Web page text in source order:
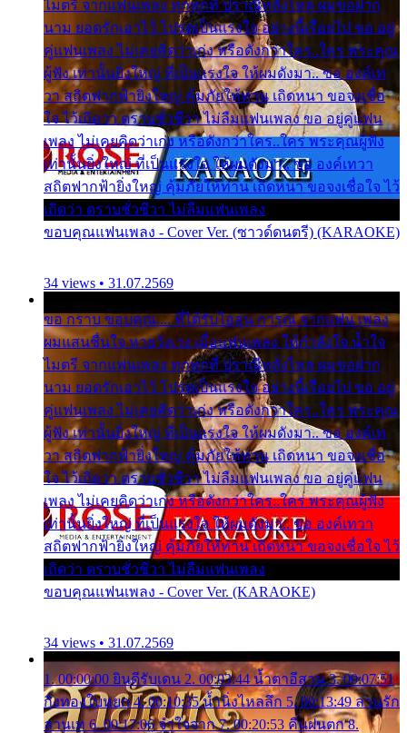
ไมตรี จากแฟนเพลง ทุกทุกที่ ปราณีหลั่งไหล ผมขอฝาก
นาม ยอดรักเอาไว้ โปรดเป็นแรงใจ อย่างนี้เรื่อยไป ขอ อยู่
คู่แฟนเพลง ไม่เคยคิดว่าเก่ง หรือดังกว่าใคร..ใคร พระคุณ
ผู้ฟัง เท่านั้นยิ่งใหญ่ ที่เป็นแรงใจ ให้ผมดังมา.. ขอ องค์เท
วา สถิตฟากฟ้ายิ่งใหญ่ คุ้มภัยให้ท่าน เถิดหนา ขอจงเชื่อ
ใจ ไว้เถิดว่า ตราบชั่วชีวา ไม่ลืมแฟนเพลง ขอ อยู่คู่แฟน
เพลง ไม่เคยคิดว่าเก่ง หรือดังกว่าใคร..ใคร พระคุณผู้ฟัง
เท่านั้นยิ่งใหญ่ ที่เป็นแรงใจ ให้ผมดังมา.. ขอ องค์เทวา
สถิตฟากฟ้ายิ่งใหญ่ คุ้มภัยให้ท่าน เถิดหนา ขอจงเชื่อใจ ไว้
เถิดว่า ตราบชั่วชีวา ไม่ลืมแฟนเพลง
ขอบคุณแฟนเพลง - Cover Ver. (ซาวด์ดนตรี) (KARAOKE)
34 views • 31.07.2569
ขอ กราบ ขอบคุณ.... ที่ได้รับไออุ่น การุณ จากแฟน เพลง
ผมแสนชื่นใจ หายวังเวง เมื่อแฟนเพลง ให้กำลังใจ น้ำใจ
ไมตรี จากแฟนเพลง ทุกทุกที่ ปราณีหลั่งไหล ผมขอฝาก
นาม ยอดรักเอาไว้ โปรดเป็นแรงใจ อย่างนี้เรื่อยไป ขอ อยู่
คู่แฟนเพลง ไม่เคยคิดว่าเก่ง หรือดังกว่าใคร..ใคร พระคุณ
ผู้ฟัง เท่านั้นยิ่งใหญ่ ที่เป็นแรงใจ ให้ผมดังมา.. ขอ องค์เท
วา สถิตฟากฟ้ายิ่งใหญ่ คุ้มภัยให้ท่าน เถิดหนา ขอจงเชื่อ
ใจ ไว้เถิดว่า ตราบชั่วชีวา ไม่ลืมแฟนเพลง ขอ อยู่คู่แฟน
เพลง ไม่เคยคิดว่าเก่ง หรือดังกว่าใคร..ใคร พระคุณผู้ฟัง
เท่านั้นยิ่งใหญ่ ที่เป็นแรงใจ ให้ผมดังมา.. ขอ องค์เทวา
สถิตฟากฟ้ายิ่งใหญ่ คุ้มภัยให้ท่าน เถิดหนา ขอจงเชื่อใจ ไว้
เถิดว่า ตราบชั่วชีวา ไม่ลืมแฟนเพลง
ขอบคุณแฟนเพลง - Cover Ver. (KARAOKE)
34 views • 31.07.2569
1. 00:00:00 ยินดีรับเดน 2. 00:03:44 น้ำตาอีสาน 3. 00:07:51
กิ่งทองใบหยก 4. 00:10:35 น้ำนิ่งไหลลึก 5. 00:13:49 ลานรัก
ลานเท 6. 00:17:06 จำใจจาก 7. 00:20:53 คืนฝนตก 8.